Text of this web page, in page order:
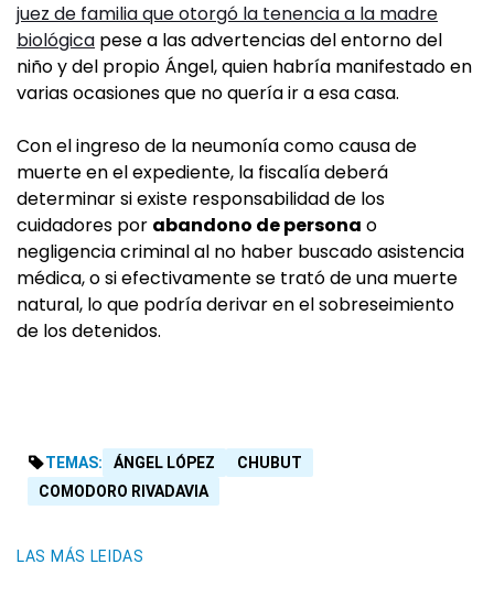
juez de familia que otorgó la tenencia a la madre
biológica pese a las advertencias del entorno del
niño y del propio Ángel, quien habría manifestado en
varias ocasiones que no quería ir a esa casa.
Con el ingreso de la neumonía como causa de
muerte en el expediente, la fiscalía deberá
determinar si existe responsabilidad de los
cuidadores por abandono de persona o
negligencia criminal al no haber buscado asistencia
médica, o si efectivamente se trató de una muerte
natural, lo que podría derivar en el sobreseimiento
de los detenidos.
TEMAS: ÁNGEL LÓPEZ
CHUBUT
COMODORO RIVADAVIA
LAS MÁS LEIDAS